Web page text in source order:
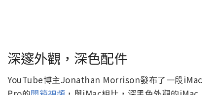
深邃外觀，深色配件
YouTube博主Jonathan Morrison發布了一段iMac